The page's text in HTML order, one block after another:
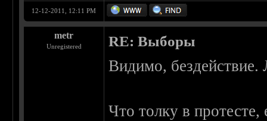
12-12-2011, 12:11 PM
metr
Unregistered RE: Выборы
Видимо, бездействие.
Что толку в протесте,